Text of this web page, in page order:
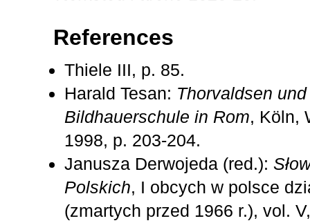
References
Thiele III, p. 85.
Harald Tesan: Thorvaldsen
Bildhauerschule in Rom, Köln,
1998, p. 203-204.
Janusza Derwojeda (red.):
Polskich, I obcych w polsce
(zmartych przed 1966 r.), vol.